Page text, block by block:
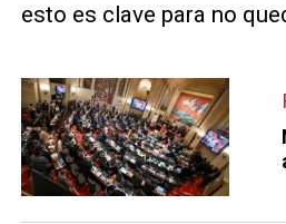
esto es clave para no